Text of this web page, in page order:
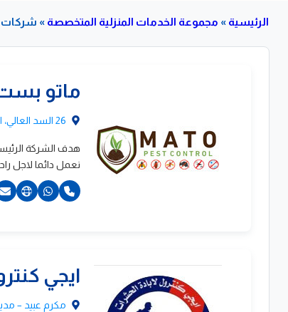
الرئيسية » مجموعة الخدمات المنزلية المتخصصة » شركات
وابادة
الحشرات
ماتو
هدف الشركة
نعمل دائما لاجل
ايجي
مكرم عبيد –